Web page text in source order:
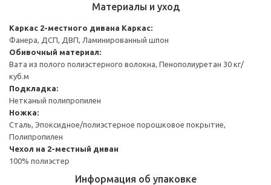
Материалы и уход
Каркас 2-местного дивана Каркас:
Фанера, ДСП, ДВП, Ламинированный шпон
Обивочный материал:
Вата из полого полиэстерного волокна, Пенополиуретан 30 кг/
куб.м
Подкладка:
Нетканый полипропилен
Ножка:
Сталь, Эпоксидное/полиэстерное порошковое покрытие,
Полипропилен
Чехол на 2-местный диван
100% полиэстер
Информация об упаковке